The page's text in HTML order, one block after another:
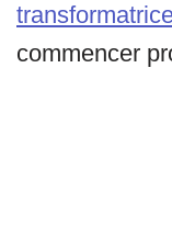
commencer